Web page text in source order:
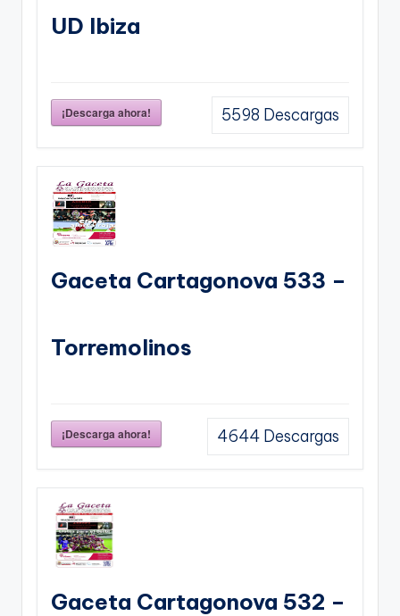
UD Ibiza
¡Descarga ahora! 5598 Descargas
Gaceta Cartagonova 533 –
Torremolinos
¡Descarga ahora! 4644 Descargas
Gaceta Cartagonova 532 –